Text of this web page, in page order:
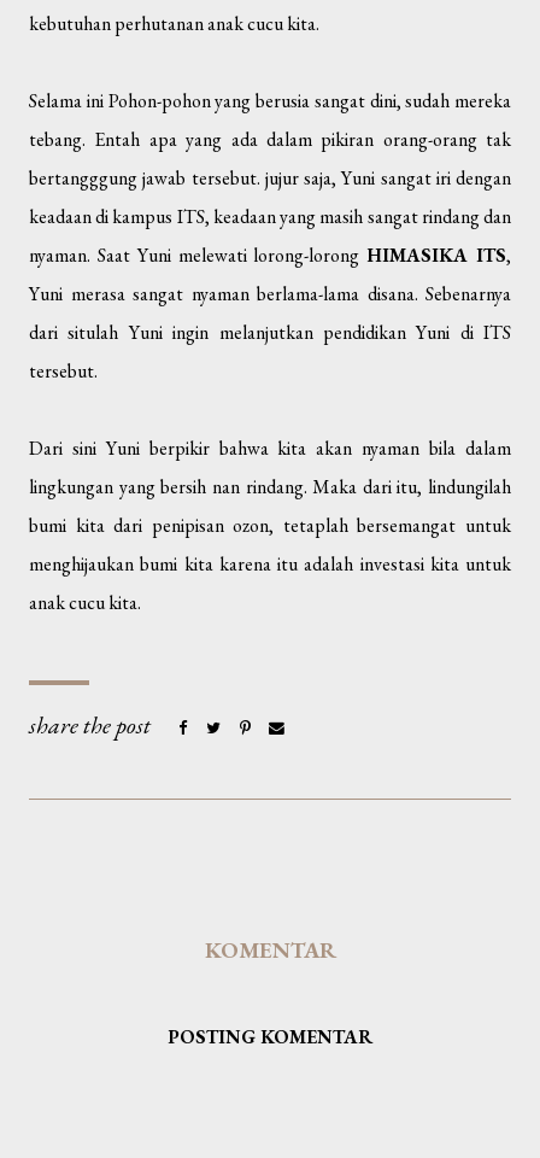
kebutuhan perhutanan anak cucu kita.
Selama ini Pohon-pohon yang berusia sangat dini, sudah mereka
tebang. Entah apa yang ada dalam pikiran orang-orang tak
bertangggung jawab tersebut. jujur saja, Yuni sangat iri dengan
keadaan di kampus ITS, keadaan yang masih sangat rindang dan
nyaman. Saat Yuni melewati lorong-lorongHIMASIKA ITS,
Yuni merasa sangat nyaman berlama-lama disana. Sebenarnya
dari situlah Yuni ingin melanjutkan pendidikan Yuni di ITS
tersebut.
Dari sini Yuni berpikir bahwa kita akan nyaman bila dalam
lingkungan yang bersih nan rindang. Maka dari itu, lindungilah
bumi kita dari penipisan ozon, tetaplah bersemangat untuk
menghijaukan bumi kita karena itu adalah investasi kita untuk
anak cucu kita.
KOMENTAR
POSTING KOMENTAR